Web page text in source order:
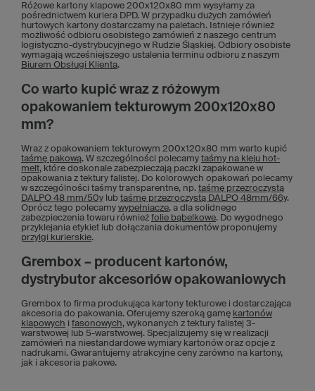
Różowe kartony klapowe 200x120x80 mm wysyłamy za
pośrednictwem kuriera DPD. W przypadku dużych zamówień
hurtowych kartony dostarczamy na paletach. Istnieje również
możliwość odbioru osobistego zamówień z naszego centrum
logistyczno-dystrybucyjnego w Rudzie Śląskiej. Odbiory osobiste
wymagają wcześniejszego ustalenia terminu odbioru z naszym
Biurem Obsługi Klienta.
Co warto kupić wraz z różowym
opakowaniem tekturowym 200x120x80
mm?
Wraz z opakowaniem tekturowym 200x120x80 mm warto kupić
taśmę pakową. W szczególności polecamy taśmy na kleju hot-
melt, które doskonale zabezpieczają paczki zapakowane w
opakowania z tektury falistej. Do kolorowych opakowań polecamy
w szczególności taśmy transparentne, np. taśmę przezroczystą
DALPO 48 mm/50y lub taśmę przezroczystą DALPO 48mm/66y.
Oprócz tego polecamy wypełniacze, a dla solidnego
zabezpieczenia towaru również folie bąbelkowe. Do wygodnego
przyklejania etykiet lub dołączania dokumentów proponujemy
przylgi kurierskie.
Grembox – producent kartonów,
dystrybutor akcesoriów opakowaniowych
Grembox to firma produkująca kartony tekturowe i dostarczająca
akcesoria do pakowania. Oferujemy szeroką gamę kartonów
klapowych i fasonowych, wykonanych z tektury falistej 3-
warstwowej lub 5-warstwowej. Specjalizujemy się w realizacji
zamówień na niestandardowe wymiary kartonów oraz opcje z
nadrukami. Gwarantujemy atrakcyjne ceny zarówno na kartony,
jak i akcesoria pakowe.